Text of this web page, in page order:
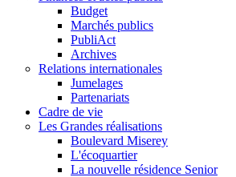
Budget
Marchés publics
PubliAct
Archives
Relations internationales
Jumelages
Partenariats
Cadre de vie
Les Grandes réalisations
Boulevard Miserey
L'écoquartier
La nouvelle résidence Senior